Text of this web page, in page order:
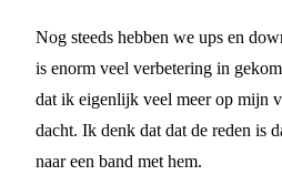
Nog steeds hebben we ups en
is enorm veel verbetering in
dat ik eigenlijk veel meer op mijn
dacht. Ik denk dat dat de reden is
naar een band met hem.